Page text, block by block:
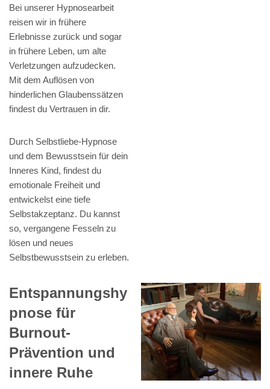
Bei unserer Hypnosearbeit
reisen wir in frühere
Erlebnisse zurück und sogar
in frühere Leben, um alte
Verletzungen aufzudecken.
Mit dem Auflösen von
hinderlichen Glaubenssätzen
findest du Vertrauen in dir.
Durch Selbstliebe-Hypnose
und dem Bewusstsein für dein
Inneres Kind, findest du
emotionale Freiheit und
entwickelst eine tiefe
Selbstakzeptanz. Du kannst
so, vergangene Fesseln zu
lösen und neues
Selbstbewusstsein zu erleben.
Entspannungshy
pnose für
Burnout-
Prävention und
innere Ruhe